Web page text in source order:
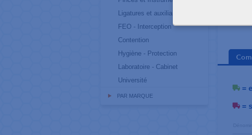
Ligatures et auxiliaires
FEO - Interception
Contention
Hygiène - Protection
Laboratoire - Cabinet
Université
PAR MARQUE
=
=